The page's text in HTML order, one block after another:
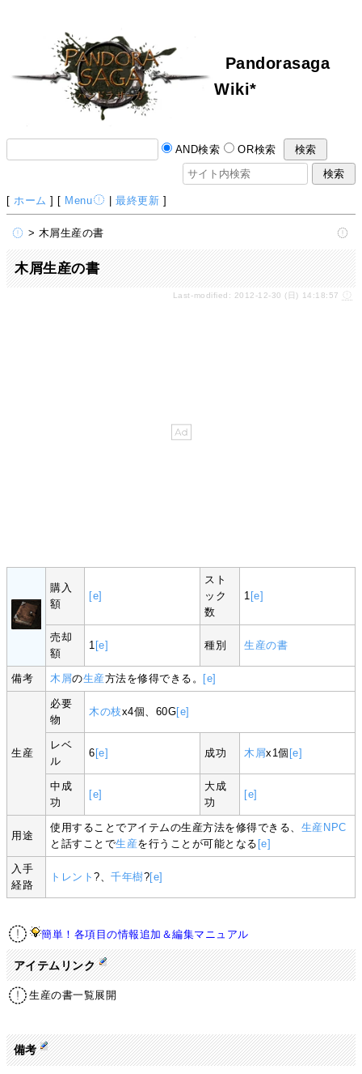
Pandorasaga
Wiki*
AND検索 OR検索
[ ホーム ] [ Menu |最終更新 ]
> 木屑生産の書
木屑生産の書
Last-modified: 2012-12-30 (日) 14:18:57
購入
額
[e]
スト
ック
数
1 [e]
売却
額
1 [e] 種別 生産の書
備考 木屑の生産方法を修得できる。 [e]
生産
必要
物
木の枝x4個、60G[e]
レベ
ル
6[e] 成功 木屑x1個 [e]
中成
功
[e]
大成
功
[e]
用途
使用することでアイテムの生産方法を修得できる、 生産NPC
と話すことで生産を行うことが可能となる [e]
入手
経路
トレント?、千年樹?[e]
簡単！各項目の情報追加＆編集マニュアル
アイテムリンク
生産の書一覧展開
備考